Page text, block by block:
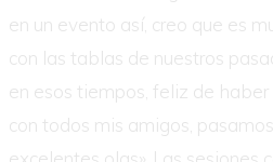
en un evento así, creo que es
con las tablas de nuestros
en esos tiempos, feliz de
con todos mis amigos,